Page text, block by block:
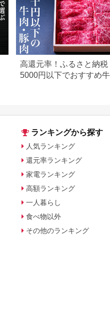
高還元率！ふるさと納税
5000円以下でおすすめ
ランキングから探す
人気ランキング
還元率ランキング
家電ランキング
高額ランキング
一人暮らし
食べ物以外
その他のランキング